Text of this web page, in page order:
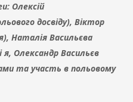
Олексій
досвіду), Віктор
Наталія Васильєва
я, Олександр Васильєв
та участь в польовому